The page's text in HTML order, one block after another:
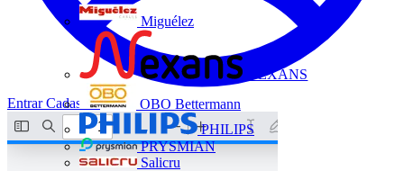
Miguélez
NEXANS
OBO Bettermann
PHILIPS
PRYSMIAN
Salicru
EntrarCadastrar